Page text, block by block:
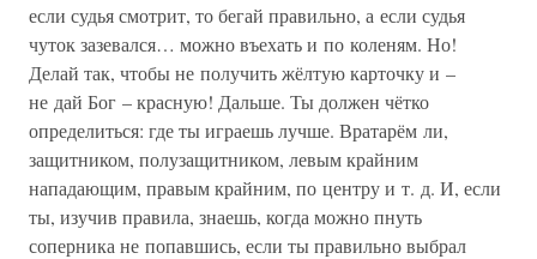
если судья смотрит, то бегай правильно, а если судья
чуток зазевался… можно въехать и по коленям. Но!
Делай так, чтобы не получить жёлтую карточку и –
не дай Бог – красную! Дальше. Ты должен чётко
определиться: где ты играешь лучше. Вратарём ли,
защитником, полузащитником, левым крайним
нападающим, правым крайним, по центру и т. д. И, если
ты, изучив правила, знаешь, когда можно пнуть
соперника не попавшись, если ты правильно выбрал